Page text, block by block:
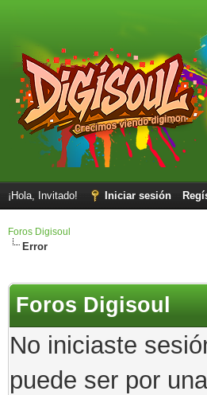
¡Hola, Invitado! Iniciar sesión
Foros Digisoul
Error
Foros Digisoul
No iniciaste
puede ser por